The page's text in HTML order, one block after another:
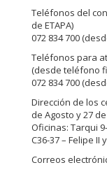
Teléfonos del
de ETAPA)
072 834 700
Teléfonos para
(desde teléfono
072 834 700
Dirección de los
de Agosto y 27
Oficinas: Tarqui
C36-37 – Felipe II
Correos